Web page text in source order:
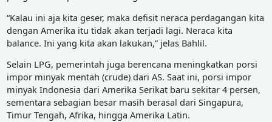
“Kalau ini aja kita geser, maka defisit neraca perdagangan kita
dengan Amerika itu tidak akan terjadi lagi. Neraca kita
balance. Ini yang kita akan lakukan,” jelas Bahlil.
Selain LPG, pemerintah juga berencana meningkatkan porsi
impor minyak mentah (crude) dari AS. Saat ini, porsi impor
minyak Indonesia dari Amerika Serikat baru sekitar 4 persen,
sementara sebagian besar masih berasal dari Singapura,
Timur Tengah, Afrika, hingga Amerika Latin.